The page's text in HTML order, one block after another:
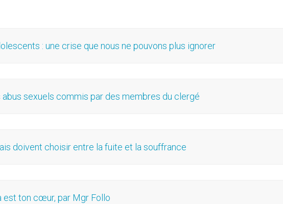
: une crise que nous ne pouvons plus ignorer
abus sexuels commis par des membres du clergé
doivent choisir entre la fuite et la souffrance
est ton cœur, par Mgr Follo